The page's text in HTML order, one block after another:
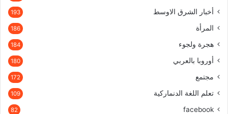
أخبار الشرق الاوسط 193
المرأة 186
هجرة ولجوء 184
أوروبا بالعربي 180
مجتمع 172
تعلم اللغة الدنماركية 109
facebook
82